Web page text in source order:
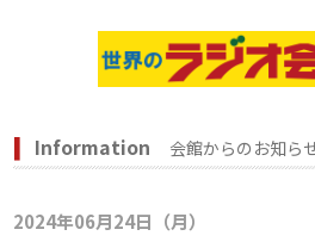
Information 会館からのお知ら
2024年06月24日（月）